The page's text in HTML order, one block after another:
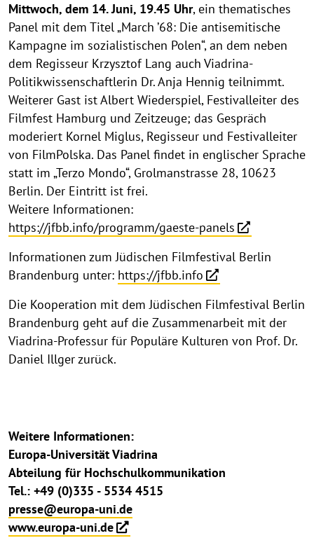
Mittwoch, dem 14. Juni, 19.45 Uhr, ein thematisches
Panel mit dem Titel „March ’68: Die antisemitische
Kampagne im sozialistischen Polen“, an dem neben
dem Regisseur Krzysztof Lang auch Viadrina-
Politikwissenschaftlerin Dr. Anja Hennig teilnimmt.
Weiterer Gast ist Albert Wiederspiel, Festivalleiter des
Filmfest Hamburg und Zeitzeuge; das Gespräch
moderiert Kornel Miglus, Regisseur und Festivalleiter
von FilmPolska. Das Panel findet in englischer Sprache
statt im „Terzo Mondo“, Grolmanstrasse 28, 10623
Berlin. Der Eintritt ist frei.
Weitere Informationen:
https://jfbb.info/programm/gaeste-panels
Informationen zum Jüdischen Filmfestival Berlin
Brandenburg unter: https://jfbb.info
Die Kooperation mit dem Jüdischen Filmfestival Berlin
Brandenburg geht auf die Zusammenarbeit mit der
Viadrina-Professur für Populäre Kulturen von Prof. Dr.
Daniel Illger zurück.
Weitere Informationen:
Europa-Universität Viadrina
Abteilung für Hochschulkommunikation
Tel.: +49 (0)335 - 5534 4515
presse@europa-uni.de
www.europa-uni.de